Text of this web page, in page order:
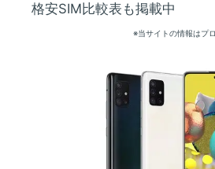
格安SIM比較表も掲載中
※当サイトの情報はプ